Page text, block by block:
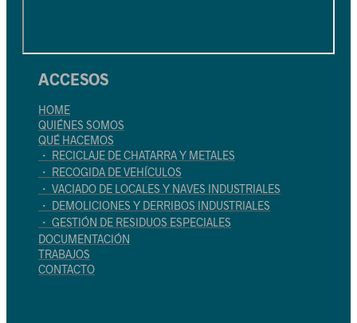
ACCESOS
HOME
QUIÉNES SOMOS
QUÉ HACEMOS
・ RECICLAJE DE CHATARRA Y METALES
・ RECOGIDA DE VEHÍCULOS
・ VACIADO DE LOCALES Y NAVES INDUSTRIALES
・ DEMOLICIONES Y DERRIBOS INDUSTRIALES
・ GESTIÓN DE RESIDUOS ESPECIALES
DOCUMENTACIÓN
TRABAJOS
CONTACTO